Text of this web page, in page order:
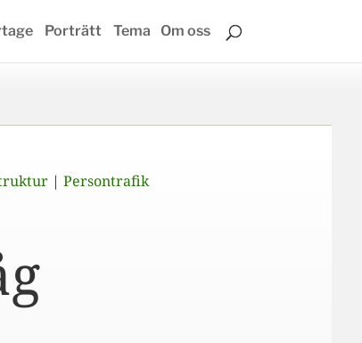
Porträtt Tema Om oss
| Persontrafik